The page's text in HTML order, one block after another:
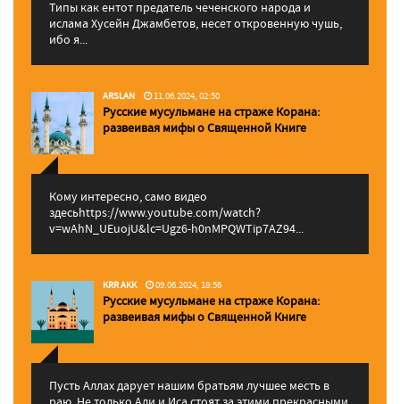
Типы как ентот предатель чеченского народа и
ислама Хусейн Джамбетов, несет откровенную чушь,
ибо я...
ARSLAN 11.06.2024, 02:50
Русские мусульмане на страже Корана:
pазвеивая мифы о Священной Книге
Кому интересно, само видео
здесьhttps://www.youtube.com/watch?
v=wAhN_UEuojU&lc=Ugz6-h0nMPQWTip7AZ94...
KRR AKK 09.06.2024, 18:56
Русские мусульмане на страже Корана:
pазвеивая мифы о Священной Книге
Пусть Аллах дарует нашим братьям лучшее месть в